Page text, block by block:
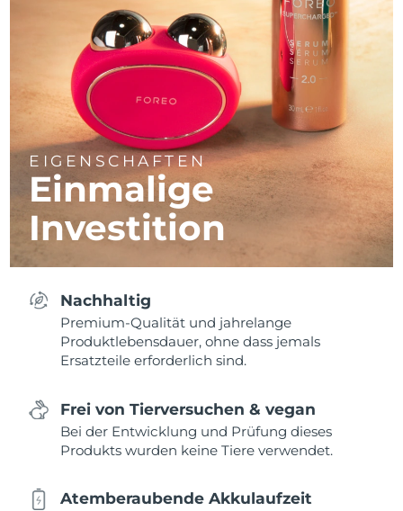
EIGENSCHAFTEN
Einmalige
Investition
Nachhaltig
Premium-Qualität und jahrelange
Produktlebensdauer, ohne dass jemals
Ersatzteile erforderlich sind.
Frei von Tierversuchen & vegan
Bei der Entwicklung und Prüfung dieses
Produkts wurden keine Tiere verwendet.
Atemberaubende Akkulaufzeit